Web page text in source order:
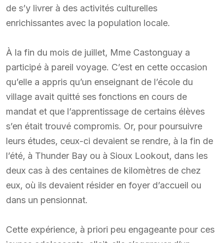
de s’y livrer à des activités culturelles
enrichissantes avec la population locale.
À la fin du mois de juillet, Mme Castonguay a
participé à pareil voyage. C’est en cette occasion
qu’elle a appris qu’un enseignant de l’école du
village avait quitté ses fonctions en cours de
mandat et que l’apprentissage de certains élèves
s’en était trouvé compromis. Or, pour poursuivre
leurs études, ceux-ci devaient se rendre, à la fin de
l’été, à Thunder Bay ou à Sioux Lookout, dans les
deux cas à des centaines de kilomètres de chez
eux, où ils devaient résider en foyer d’accueil ou
dans un pensionnat.
Cette expérience, à priori peu engageante pour ces